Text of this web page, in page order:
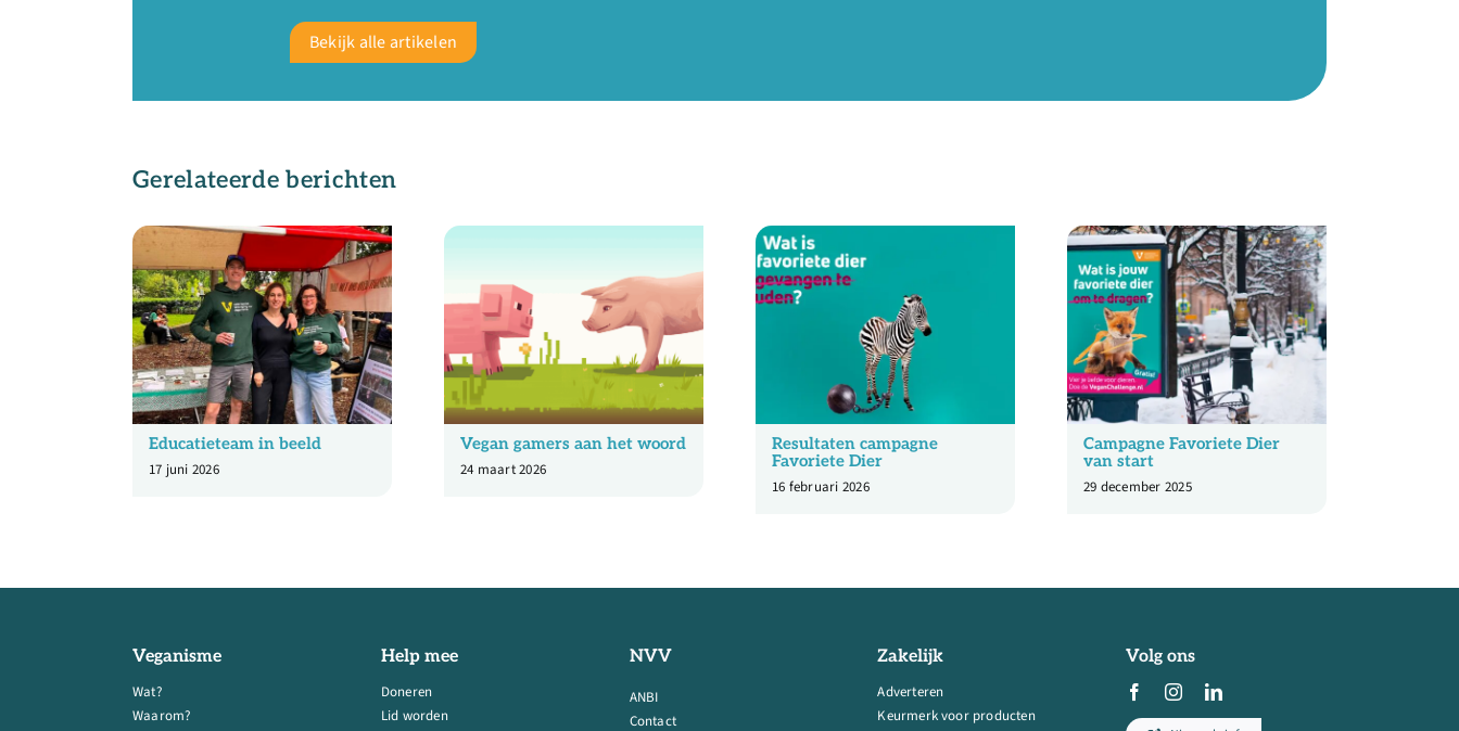
Bekijk alle artikelen
Gerelateerde berichten
Educatieteam in beeld
17 juni 2026
Vegan gamers aan het woord
24 maart 2026
Resultaten campagne
Favoriete Dier
16 februari 2026
Campagne Favoriete Dier
van start
29 december 2025
Veganisme
Wat?
Waarom?
Help mee
Doneren
Lid worden
NVV
ANBI
Contact
Zakelijk
Adverteren
Keurmerk voor producten
Volg ons